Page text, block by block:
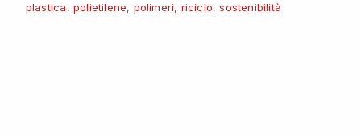
plastica, polietilene, polimeri, riciclo,sostenibilità